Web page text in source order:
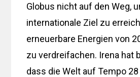
Globus nicht auf den Weg,
internationale Ziel zu
erneuerbare Energien von
zu verdreifachen. Irena hat
dass die Welt auf Tempo